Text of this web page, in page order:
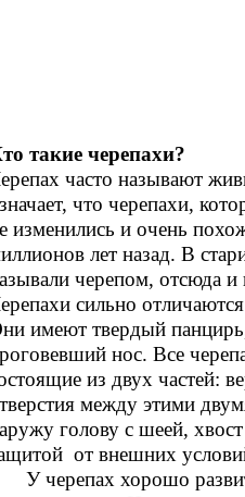
такие черепахи?
часто называют
что черепахи,
изменились и очень
лет назад. В
черепом, отсюда и
сильно
имеют твердый
нос. Все
из двух частей:
между этими
голову с шеей,
от внешних
черепах хорошо